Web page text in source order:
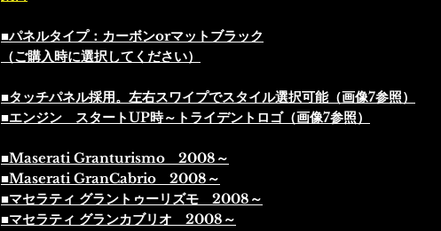
■パネルタイプ：カーボンorマットブラック
（ご購入時に選択してください）
■タッチパネル採用。左右スワイプでスタイル選択可能（画像7参照）
■エンジン スタートUP時～トライデントロゴ（画像7参照）
■Maserati Granturismo 2008～
■Maserati GranCabrio 2008～
■マセラティ グラントゥーリズモ 2008～
■マセラティ グランカブリオ 2008～